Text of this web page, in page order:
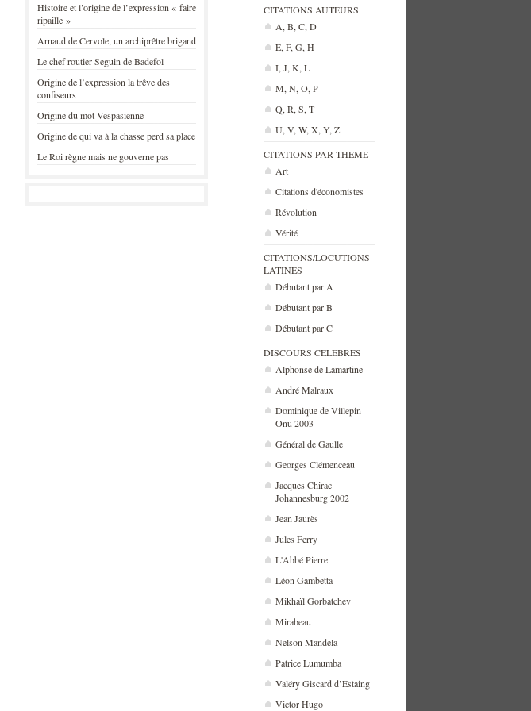
CITATIONS AUTEURS
A, B, C, D
E, F, G, H
I, J, K, L
M, N, O, P
Q, R, S, T
U, V, W, X, Y, Z
CITATIONS PAR THEME
Art
Citations d'économistes
Révolution
Vérité
CITATIONS/LOCUTIONS
LATINES
Débutant par A
Débutant par B
Débutant par C
DISCOURS CELEBRES
Alphonse de Lamartine
André Malraux
Dominique de Villepin
Onu 2003
Général de Gaulle
Georges Clémenceau
Jacques Chirac
Johannesburg 2002
Jean Jaurès
Jules Ferry
L'Abbé Pierre
Léon Gambetta
Mikhaïl Gorbatchev
Mirabeau
Nelson Mandela
Patrice Lumumba
Valéry Giscard d’Estaing
Victor Hugo
Histoire et l’origine de l’expression « faire
ripaille »
Arnaud de Cervole, un archiprêtre brigand
Le chef routier Seguin de Badefol
Origine de l’expression la trêve des
confiseurs
Origine du mot Vespasienne
Origine de qui va à la chasse perd sa place
Le Roi règne mais ne gouverne pas